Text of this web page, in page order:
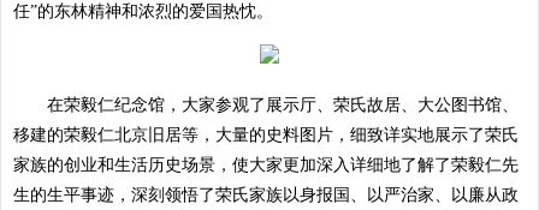
任”的东林精神和浓烈的爱国热忱。
在荣毅仁纪念馆，大家参观了展示厅、荣氏故居、大公图书馆、
移建的荣毅仁北京旧居等，大量的史料图片，细致详实地展示了荣氏
家族的创业和生活历史场景，使大家更加深入详细地了解了荣毅仁先
生的生平事迹，深刻领悟了荣氏家族以身报国、以严治家、以廉从政